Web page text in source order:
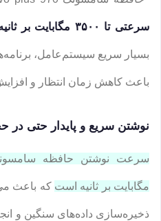
سرعتی تا ۳۵۰۰ مگابایت بر ثانیه
بسیار سریع سیستم‌عامل،
باعث کاهش زمان انتظار و
نوشتن سریع و پایدار حتی در
مگابایت بر ثانیه است که باعث
ذخیره‌سازی داده‌های سنگین و